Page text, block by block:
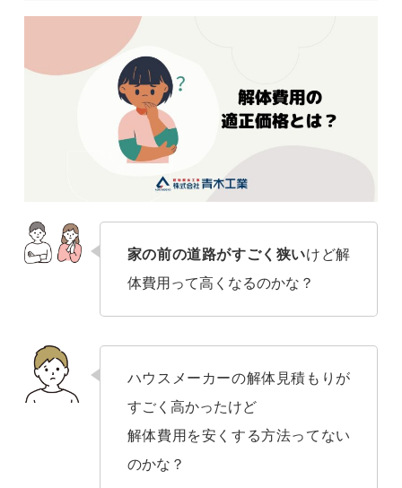
家の前の道路がすごく狭いけど解
体費用って高くなるのかな？
ハウスメーカーの解体見積もりが
すごく高かったけど
解体費用を安くする方法ってない
のかな？